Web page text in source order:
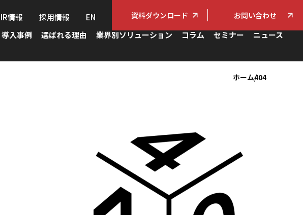
IR情報 採用情報 EN 資料ダウンロード お問い合わせ
導入事例 選ばれる理由 業界別ソリューション コラム セミナー ニュース
ホーム404